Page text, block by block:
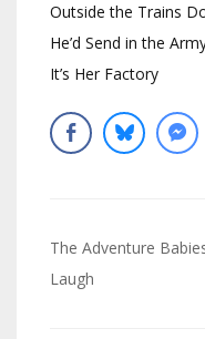
Outside the Trains
He’d Send in the
It’s Her Factory
de
The Adventure
Laugh